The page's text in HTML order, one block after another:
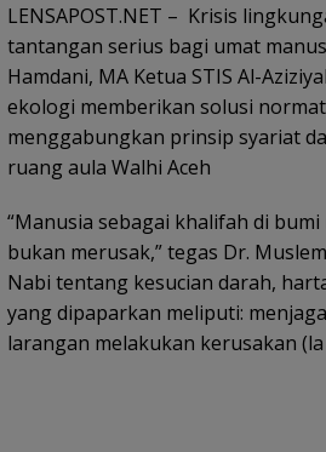
LENSAPOST.NET – Krisis
tantangan serius bagi umat
Hamdani, MA Ketua STIS Al-
ekologi memberikan solusi
menggabungkan prinsip syariat
ruang aula Walhi Aceh
“Manusia sebagai khalifah di
bukan merusak,” tegas Dr.
Nabi tentang kesucian darah,
yang dipaparkan meliputi:
larangan melakukan kerusakan